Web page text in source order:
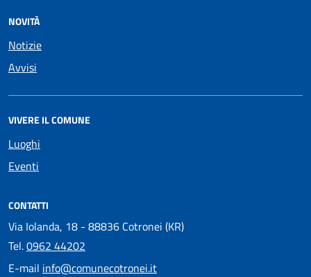
NOVITÀ
Notizie
Avvisi
VIVERE IL COMUNE
Luoghi
Eventi
CONTATTI
Via Iolanda, 18 - 88836 Cotronei (KR)
Tel.0962 44202
E-mail info@comunecotronei.it